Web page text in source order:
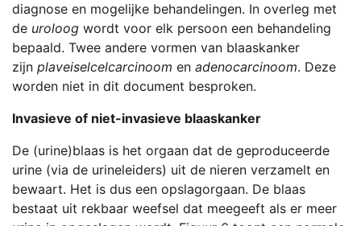
diagnose en mogelijke behandelingen. In overleg met
de uroloog wordt voor elk persoon een behandeling
bepaald. Twee andere vormen van blaaskanker
zijn plaveiselcelcarcinoom en adenocarcinoom. Deze
worden niet in dit document besproken.
Invasieve of niet-invasieve blaaskanker
De (urine)blaas is het orgaan dat de geproduceerde
urine (via de urineleiders) uit de nieren verzamelt en
bewaart. Het is dus een opslagorgaan. De blaas
bestaat uit rekbaar weefsel dat meegeeft als er meer